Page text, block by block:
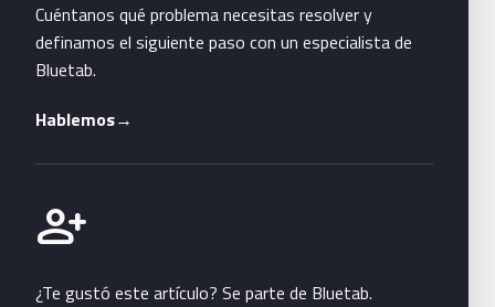
Cuéntanos qué problema necesitas resolver y
definamos el siguiente paso con un especialista de
Bluetab.
Hablemos→
person_add
Únete a Bluetab
¿Te gustó este artículo? Se parte de Bluetab.